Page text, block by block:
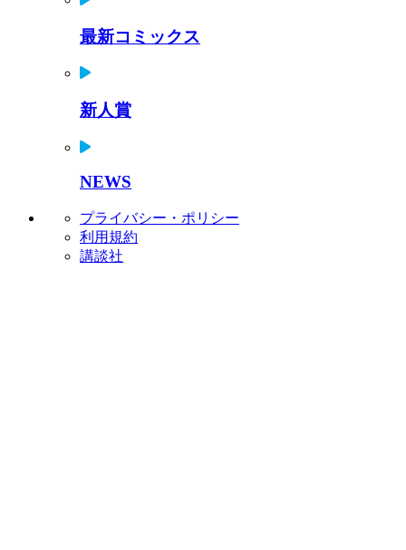
最新コミックス
新人賞
NEWS
プライバシー・ポリシー
利用規約
講談社